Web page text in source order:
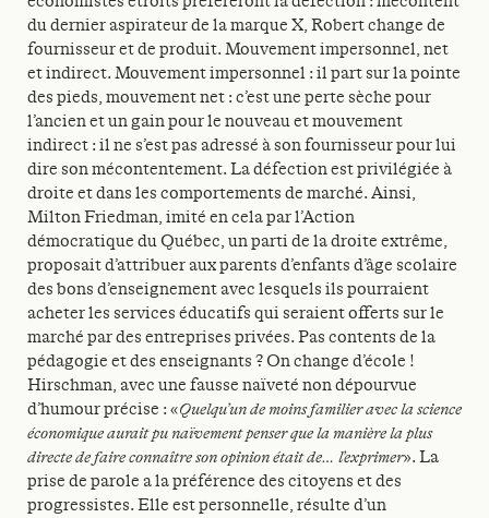
du dernier aspirateur de la marque X, Robert change de
fournisseur et de produit. Mouvement impersonnel, net
et indirect. Mouvement impersonnel : il part sur la pointe
des pieds, mouvement net : c’est une perte sèche pour
l’ancien et un gain pour le nouveau et mouvement
indirect : il ne s’est pas adressé à son fournisseur pour lui
dire son mécontentement. La défection est privilégiée à
droite et dans les comportements de marché. Ainsi,
Milton Friedman, imité en cela par l’Action
démocratique du Québec, un parti de la droite extrême,
proposait d’attribuer aux parents d’enfants d’âge scolaire
des bons d’enseignement avec lesquels ils pourraient
acheter les services éducatifs qui seraient offerts sur le
marché par des entreprises privées. Pas contents de la
pédagogie et des enseignants ? On change d’école !
Hirschman, avec une fausse naïveté non dépourvue
d’humour précise : «Quelqu’un de moins familier avec la science
économique aurait pu naïvement penser que la manière la plus
directe de faire connaître son opinion était de… l’exprimer». La
prise de parole a la préférence des citoyens et des
progressistes. Elle est personnelle, résulte d’un